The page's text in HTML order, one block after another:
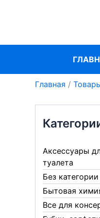
Главная
Аксессуары
туалета
Без категории
Бытовая
Все для